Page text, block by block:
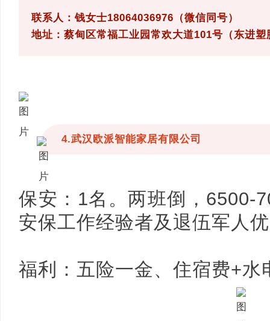
联系人：钱女士18064036976（微信同号）
地址：蔡甸区常福工业园常欢大道101号（东进塑
4.武汉欧派智能家居有限公司
保安：1名。两班倒，6500-
安保工作经验者及退伍军人
福利：五险一金、住宿费+水